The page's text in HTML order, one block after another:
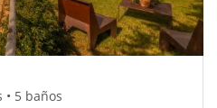
5 baños